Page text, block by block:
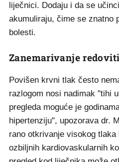
liječnici. Dodaju i da se
akumuliraju, čime se znatno
bolesti.
Zanemarivanje
Povišen krvni tlak često
razlogom nosi nadimak "tihi
pregleda moguće je
hipertenziju", upozorava dr.
rano otkrivanje visokog
ozbiljnih kardiovaskularnih